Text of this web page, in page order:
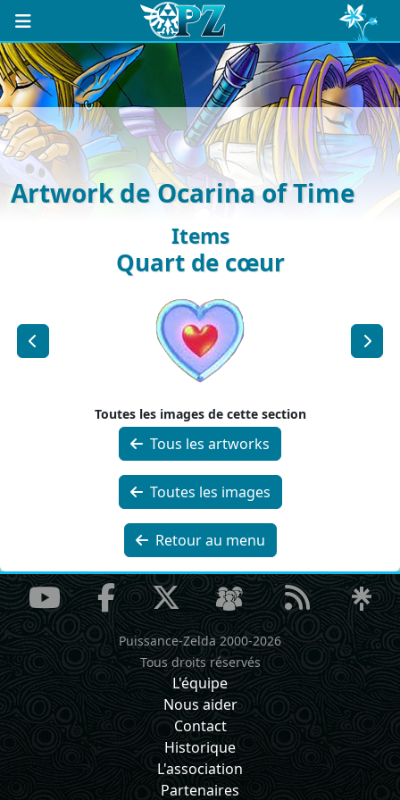
Artwork de Ocarina of Time
Items
Quart de cœur
Toutes les images de cette section
Tous les artworks
Toutes les images
Retour au menu
Puissance-Zelda 2000-2026
Tous droits réservés
L'équipe
Nous aider
Contact
Historique
L'association
Partenaires